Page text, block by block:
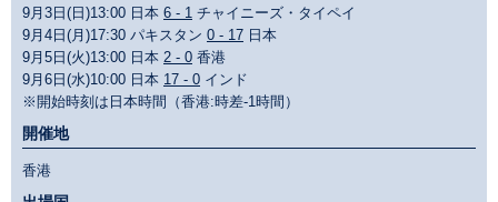
9月3日(日)13:00 日本 6 - 1 チャイニーズ・タイペイ
9月4日(月)17:30 パキスタン 0 - 17 日本
9月5日(火)13:00 日本 2 - 0 香港
9月6日(水)10:00 日本 17 - 0 インド
※開始時刻は日本時間（香港:時差-1時間）
開催地
香港